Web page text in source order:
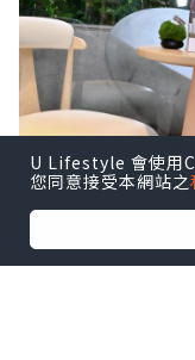
U Lifestyle 會使用
您同意接受本網站之